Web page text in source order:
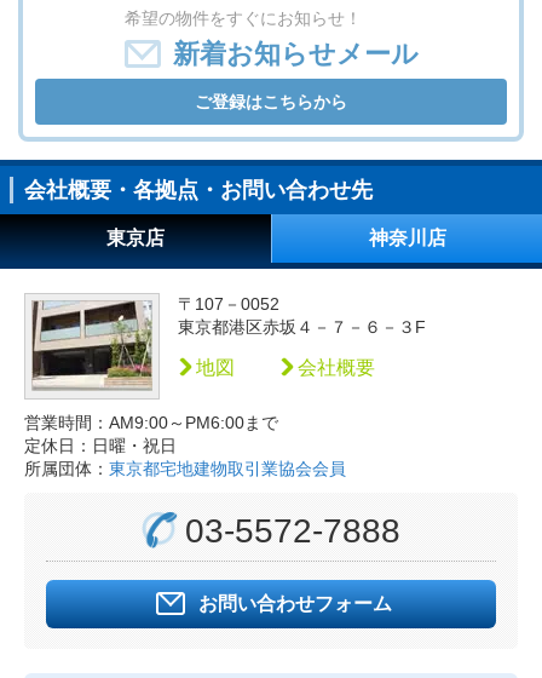
希望の物件をすぐにお知らせ！
新着お知らせメール
ご登録はこちらから
会社概要・各拠点・お問い合わせ先
東京店 神奈川店
〒107－0052
東京都港区赤坂４－７－６－３F
地図 会社概要
営業時間：AM9:00～PM6:00まで
定休日：日曜・祝日
所属団体： 東京都宅地建物取引業協会会員
03-5572-7888
お問い合わせフォーム